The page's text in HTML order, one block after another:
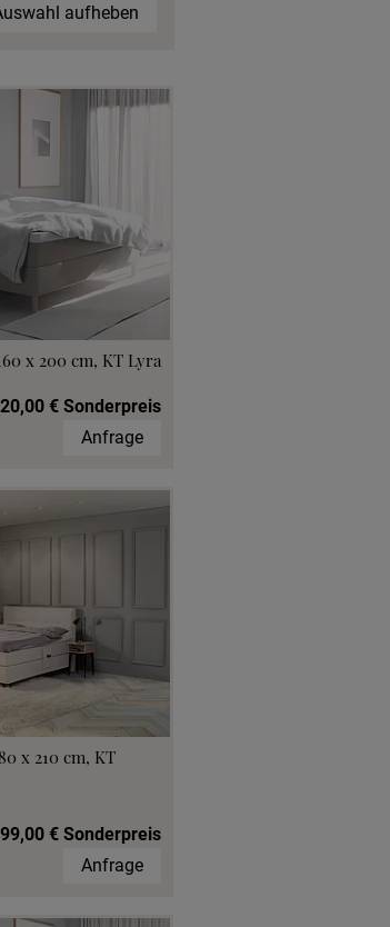
aufheben
x 200 cm, KT Lyra
€ Sonderpreis
Anfrage
x 210 cm, KT
€ Sonderpreis
Anfrage